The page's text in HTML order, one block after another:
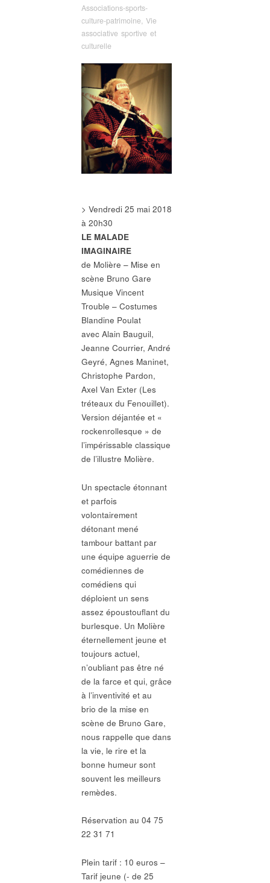
Associations-sports-
culture-patrimoine, Vie
associative sportive et
culturelle
> Vendredi 25 mai 2018
à 20h30
LE MALADE
IMAGINAIRE
de Molière – Mise en
scène Bruno Gare
Musique Vincent
Trouble – Costumes
Blandine Poulat
avec Alain Bauguil,
Jeanne Courrier, André
Geyré, Agnes Maninet,
Christophe Pardon,
Axel Van Exter (Les
tréteaux du Fenouillet).
Version déjantée et «
rockenrollesque » de
l’impérissable classique
de l’illustre Molière.
Un spectacle étonnant
et parfois
volontairement
détonant mené
tambour battant par
une équipe aguerrie de
comédiennes de
comédiens qui
déploient un sens
assez époustouflant du
burlesque. Un Molière
éternellement jeune et
toujours actuel,
n’oubliant pas être né
de la farce et qui, grâce
à l’inventivité et au
brio de la mise en
scène de Bruno Gare,
nous rappelle que dans
la vie, le rire et la
bonne humeur sont
souvent les meilleurs
remèdes.
Réservation au 04 75
22 31 71
Plein tarif : 10 euros –
Tarif jeune (- de 25